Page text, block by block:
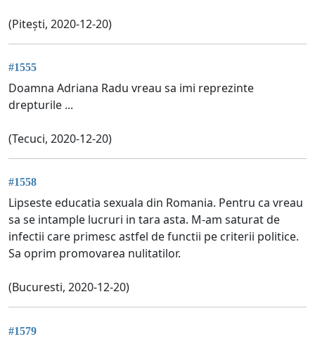
(Pitești, 2020-12-20)
#1555
Doamna Adriana Radu vreau sa imi reprezinte
drepturile ...
(Tecuci, 2020-12-20)
#1558
Lipseste educatia sexuala din Romania. Pentru ca vreau
sa se intample lucruri in tara asta. M-am saturat de
infectii care primesc astfel de functii pe criterii politice.
Sa oprim promovarea nulitatilor.
(Bucuresti, 2020-12-20)
#1579